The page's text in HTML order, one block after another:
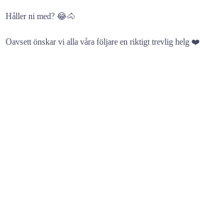
Håller ni med? 😂🐴
Oavsett önskar vi alla våra följare en riktigt trevlig helg ❤️